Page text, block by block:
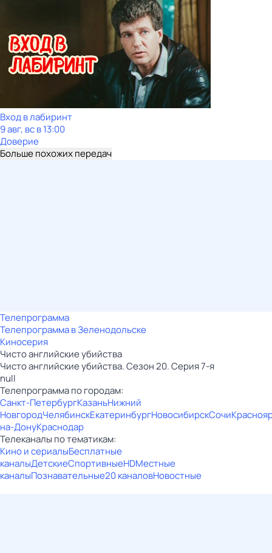
Вход в лабиринт
9 авг, вс в 13:00
Доверие
Больше похожих передач
Телепрограмма
Телепрограмма в Зеленодольске
Киносерия
Чисто английские убийства
Чисто английские убийства. Сезон 20. Серия 7-я
null
Телепрограмма по городам:
Санкт-ПетербургКазаньНижний
НовгородЧелябинскЕкатеринбургНовосибирскСочи
на-ДонуКраснодар
Телеканалы по тематикам:
Кино и сериалыБесплатные
каналыДетскиеСпортивныеHDМестные
каналыПознавательные20 каналовНовостные